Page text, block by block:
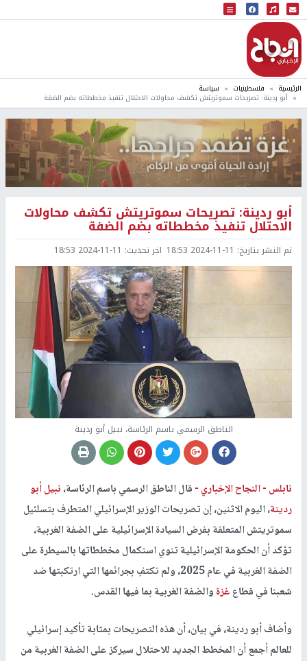
البث المباشر
إذاعة النجاح
الرئيسية فلسطينيات سياسة
أبو ردينة: تصريحات سموتريتش تكشف محاولات الاحتلال تنفيذ مخططاته بضم الضفة
أبو ردينة: تصريحات سموتريتش تكشف محاولات
الاحتلال تنفيذ مخططاته بضم الضفة
تم النشر بتاريخ: 2024-11-11 18:53 اخر تحديث: 2024-11-11 18:53
الناطق الرسمي باسم الرئاسة، نبيل أبو ردينة
نابلس -النجاح الإخباري -قال الناطق الرسمي باسم الرئاسة،نبيل أبو
ردينة، اليوم الاثنين، إن تصريحات الوزير الإسرائيلي المتطرف بتسلئيل
سموتريتش المتعلقة بفرض السيادة الإسرائيلية على الضفة الغربية،
تؤكد أن الحكومة الإسرائيلية تنوي استكمال مخططاتها بالسيطرة على
الضفة الغربية في عام 2025، ولم تكتفِ بجرائمها التي ارتكبتها ضد
شعبنا في قطاعغزةوالضفة الغربية بما فيها القدس.
وأضاف أبو ردينة، في بيان، أن هذه التصريحات بمثابة تأكيد إسرائيلي
للعالم أجمع أن المخطط الجديد للاحتلال سيركز على الضفة الغربية من